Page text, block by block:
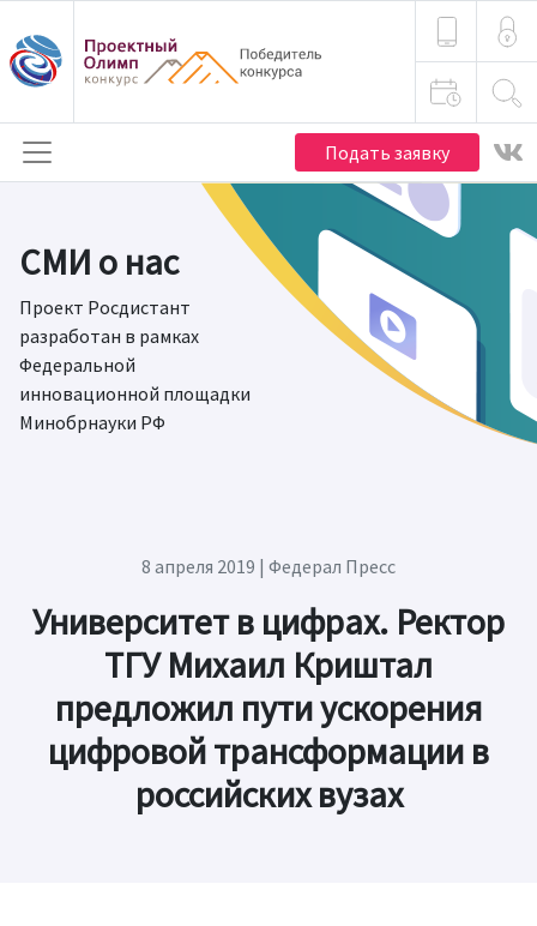
Подать заявку
СМИ о нас
Проект Росдистант
разработан в рамках
Федеральной
инновационной площадки
Минобрнауки РФ
8 апреля 2019 | Федерал Пресс
Университет в цифрах. Ректор
ТГУ Михаил Криштал
предложил пути ускорения
цифровой трансформации в
российских вузах